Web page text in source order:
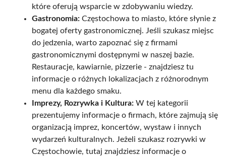
które oferują wsparcie w zdobywaniu wiedzy.
Gastronomia: Częstochowa to miasto, które słynie z
bogatej oferty gastronomicznej. Jeśli szukasz miejsc
do jedzenia, warto zapoznać się z firmami
gastronomicznymi dostępnymi w naszej bazie.
Restauracje, kawiarnie, pizzerie - znajdziesz tu
informacje o różnych lokalizacjach z różnorodnym
menu dla każdego smaku.
Imprezy, Rozrywka i Kultura: W tej kategorii
prezentujemy informacje o firmach, które zajmują się
organizacją imprez, koncertów, wystaw i innych
wydarzeń kulturalnych. Jeżeli szukasz rozrywki w
Częstochowie, tutaj znajdziesz informacje o